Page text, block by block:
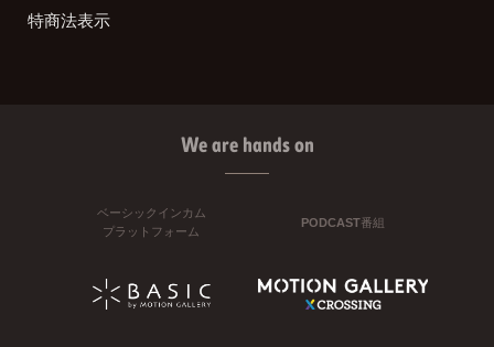
特商法表示
We are hands on
ベーシックインカム
プラットフォーム
PODCAST番組